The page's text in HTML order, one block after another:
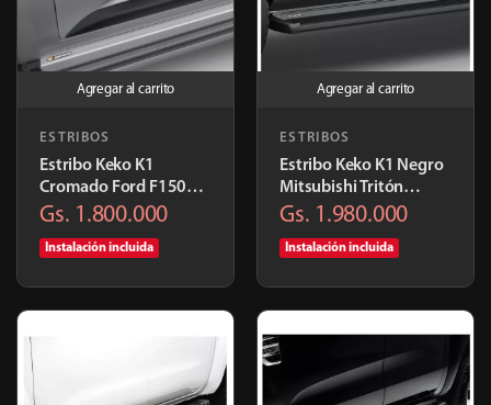
Agregar al carrito
ESTRIBOS
Estribo Keko K1
Cromado Ford F150
2015+ | KE611ALPR
Gs. 1.800.000
Instalación incluida
Agregar al carrito
ESTRIBOS
Estribo Keko K1 Negro
Mitsubishi Tritón
2016+ | K343ALPR
Gs. 1.980.000
Instalación incluida